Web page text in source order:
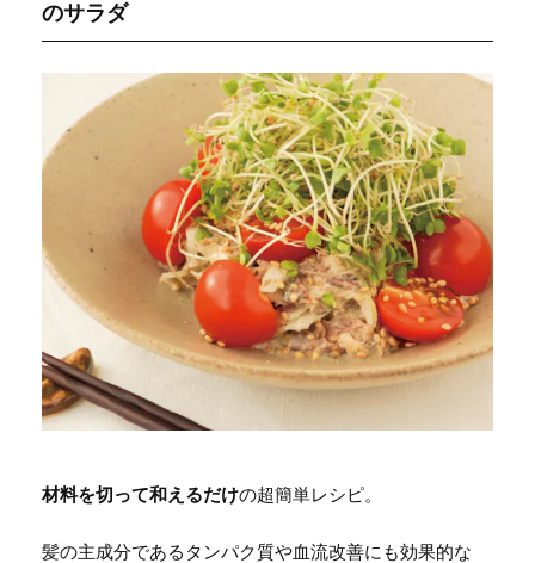
のサラダ
材料を切って和えるだけの超簡単レシピ。
髪の主成分であるタンパク質や血流改善にも効果的な